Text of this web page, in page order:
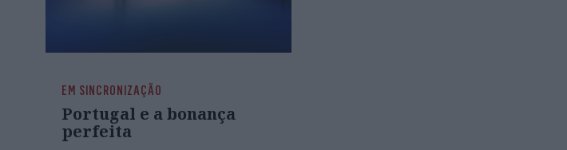
EM SINCRONIZAÇÃO
Portugal e a bonança
perfeita